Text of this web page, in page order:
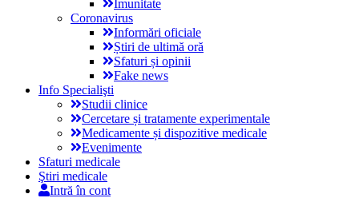
Imunitate
Coronavirus
Informări oficiale
Știri de ultimă oră
Sfaturi și opinii
Fake news
Info Specialişti
Studii clinice
Cercetare și tratamente experimentale
Medicamente și dispozitive medicale
Evenimente
Sfaturi medicale
Ştiri medicale
Intră în cont